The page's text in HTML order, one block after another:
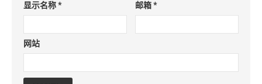
显示名称* 邮箱*
网站